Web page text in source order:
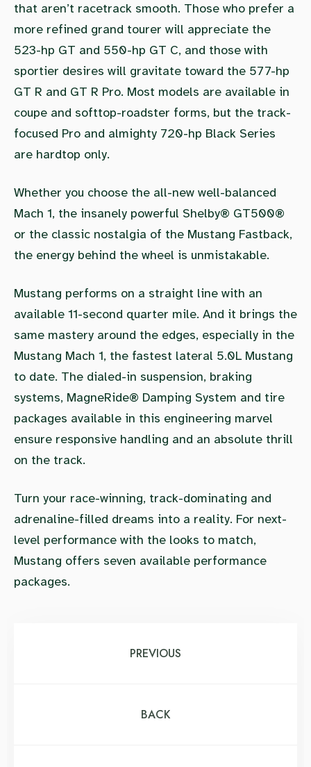
that aren’t racetrack smooth. Those who prefer a
more refined grand tourer will appreciate the
523-hp GT and 550-hp GT C, and those with
sportier desires will gravitate toward the 577-hp
GT R and GT R Pro. Most models are available in
coupe and softtop-roadster forms, but the track-
focused Pro and almighty 720-hp Black Series
are hardtop only.
Whether you choose the all-new well-balanced
Mach 1, the insanely powerful Shelby® GT500®
or the classic nostalgia of the Mustang Fastback,
the energy behind the wheel is unmistakable.
Mustang performs on a straight line with an
available 11-second quarter mile. And it brings the
same mastery around the edges, especially in the
Mustang Mach 1, the fastest lateral 5.0L Mustang
to date. The dialed-in suspension, braking
systems, MagneRide® Damping System and tire
packages available in this engineering marvel
ensure responsive handling and an absolute thrill
on the track.
Turn your race-winning, track-dominating and
adrenaline-filled dreams into a reality. For next-
level performance with the looks to match,
Mustang offers seven available performance
packages.
PREVIOUS
BACK